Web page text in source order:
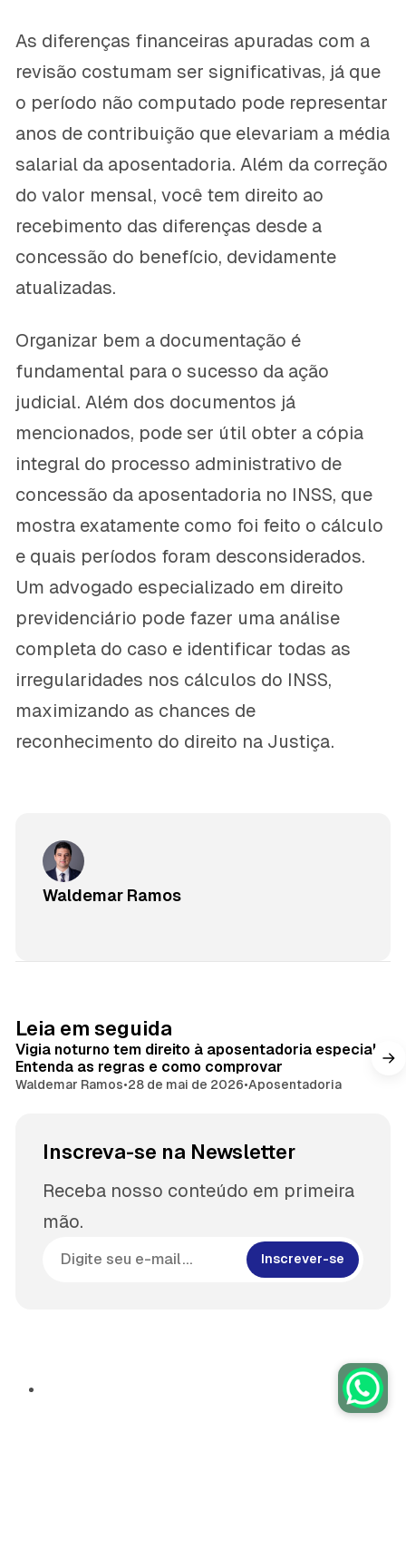
As diferenças financeiras apuradas com a
revisão costumam ser significativas, já que
o período não computado pode representar
anos de contribuição que elevariam a média
salarial da aposentadoria. Além da correção
do valor mensal, você tem direito ao
recebimento das diferenças desde a
concessão do benefício, devidamente
atualizadas.
Organizar bem a documentação é
fundamental para o sucesso da ação
judicial. Além dos documentos já
mencionados, pode ser útil obter a cópia
integral do processo administrativo de
concessão da aposentadoria no INSS, que
mostra exatamente como foi feito o cálculo
e quais períodos foram desconsiderados.
Um advogado especializado em direito
previdenciário pode fazer uma análise
completa do caso e identificar todas as
irregularidades nos cálculos do INSS,
maximizando as chances de
reconhecimento do direito na Justiça.
Waldemar Ramos
Leia em seguida
Vigia noturno tem direito à aposentadoria especial?
Entenda as regras e como comprovar
Waldemar Ramos•28 de mai de 2026•Aposentadoria
Inscreva-se na Newsletter
Receba nosso conteúdo em primeira
mão.
Inscrever-se